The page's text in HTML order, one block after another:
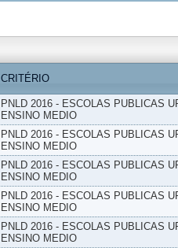
CRITÉRIO
PNLD 2016 - ESCOLAS PUBLICAS
ENSINO MEDIO
PNLD 2016 - ESCOLAS PUBLICAS
ENSINO MEDIO
PNLD 2016 - ESCOLAS PUBLICAS
ENSINO MEDIO
PNLD 2016 - ESCOLAS PUBLICAS
ENSINO MEDIO
PNLD 2016 - ESCOLAS PUBLICAS
ENSINO MEDIO